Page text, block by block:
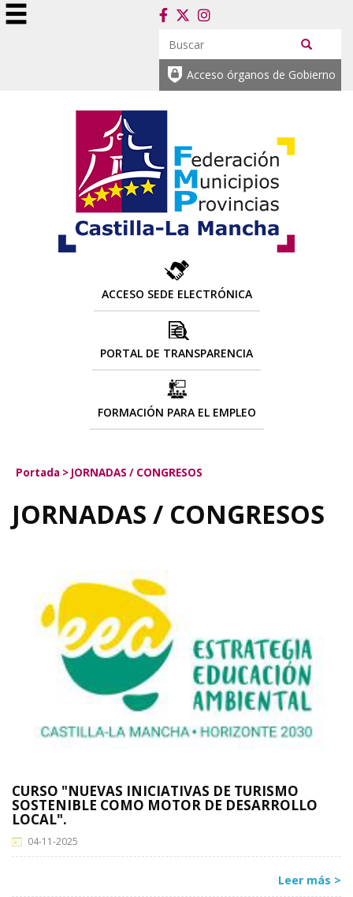
Acceso órganos de Gobierno
ACCESO SEDE ELECTRÓNICA
PORTAL DE TRANSPARENCIA
FORMACIÓN PARA EL EMPLEO
Portada > JORNADAS / CONGRESOS
JORNADAS / CONGRESOS
CURSO "NUEVAS INICIATIVAS DE TURISMO
SOSTENIBLE COMO MOTOR DE DESARROLLO
LOCAL".
04-11-2025
Leer más >